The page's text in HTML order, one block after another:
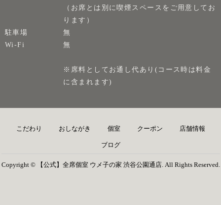
（お席とは別に喫煙スペースをご用意してお
ります）
駐車場
無
Wi-Fi
無
※席料としてお通し代あり(コース時は料金
に含まれます)
こだわり おしながき 個室 クーポン 店舗情報
ブログ
Copyright © 【公式】全席個室 ウメ子の家 渋谷公園通店. All Rights Reserved.